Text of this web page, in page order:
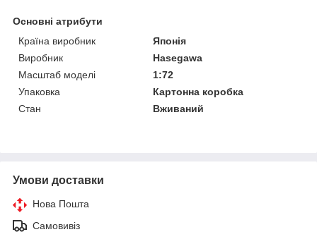
Основні атрибути
Країна виробник
Японія
Виробник
Hasegawa
Масштаб моделі
1:72
Упаковка
Картонна коробка
Стан
Вживаний
Умови доставки
Нова Пошта
Самовивіз